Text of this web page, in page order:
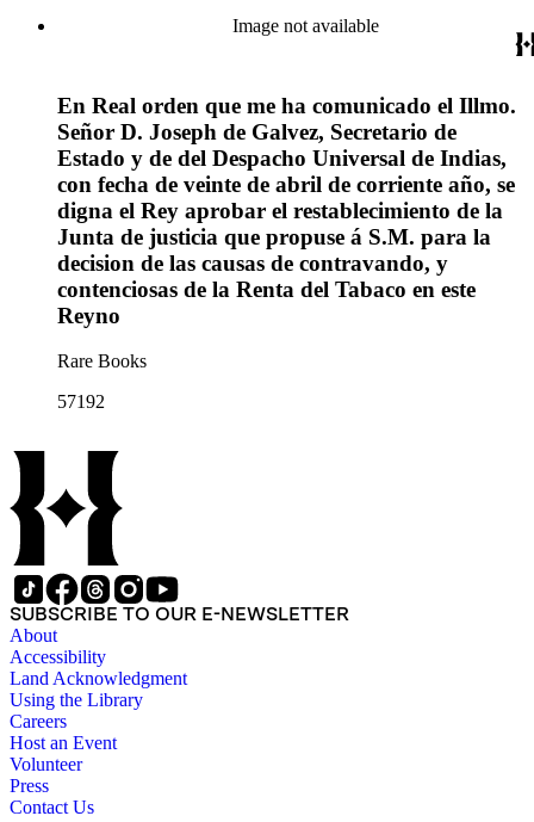
Image not available
En Real orden que me ha comunicado el Illmo.
Señor D. Joseph de Galvez, Secretario de
Estado y de del Despacho Universal de Indias,
con fecha de veinte de abril de corriente año, se
digna el Rey aprobar el restablecimiento de la
Junta de justicia que propuse á S.M. para la
decision de las causas de contravando, y
contenciosas de la Renta del Tabaco en este
Reyno
Rare Books
57192
SUBSCRIBE TO OUR E-NEWSLETTER
About
Accessibility
Land Acknowledgment
Using the Library
Careers
Host an Event
Volunteer
Press
Contact Us